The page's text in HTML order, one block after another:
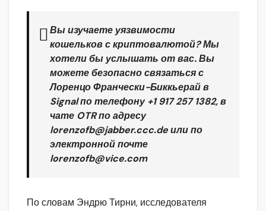
Вы изучаете уязвимости
кошельков с криптовалютой? Мы
хотели бы услышать от вас. Вы
можете безопасно связаться с
Лоренцо Франчески-Биккьерай в
Signal по телефону +1 917 257 1382, в
чате OTR по адресу
lorenzofb@jabber.ccc.de или по
электронной почте
lorenzofb@vice.com
По словам Эндрю Тирни, исследователя